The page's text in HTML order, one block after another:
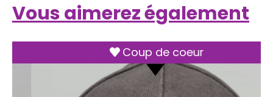
Vous aimerez également